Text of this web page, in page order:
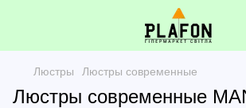
Люстры Люстры современные
Люстры современные